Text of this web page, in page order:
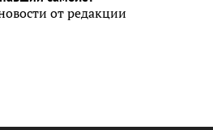
от редакции